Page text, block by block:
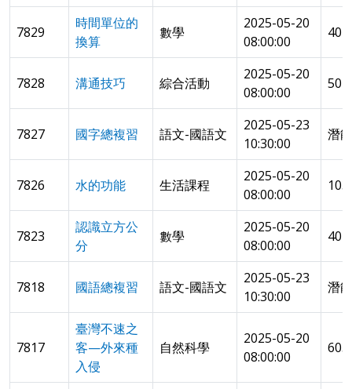
7829
時間單位的
換算
數學
2025-05-20
08:00:00
7828 溝通技巧 綜合活動
2025-05-20
08:00:00
501
7827 國字總複習 語文-國語文
2025-05-23
10:30:00
潛
7826 水的功能 生活課程
2025-05-20
08:00:00
7823
認識立方公
分
數學
2025-05-20
08:00:00
404
7818 國語總複習 語文-國語文
2025-05-23
10:30:00
潛
7817
臺灣不速之
客—外來種
入侵
自然科學
2025-05-20
08:00:00
603